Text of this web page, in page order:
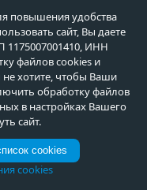
и возврат
повышения удобства
сайт, Вы даете
ИНН
файлов cookies и
хотите, чтобы Ваши
обработку файлов
в настройках Вашего
сайт.
cookies
cookies